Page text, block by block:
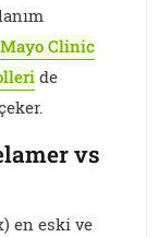
Mayo Clinic
de
vs
en eski ve